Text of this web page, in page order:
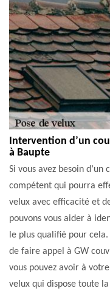
Intervention d’un
à Baupte
Si vous avez besoin
compétent qui pourra
velux avec efficacité et
pouvons vous aider à
le plus qualifié pour
de faire appel à GW
vous pouvez avoir à
velux qui dispose toute